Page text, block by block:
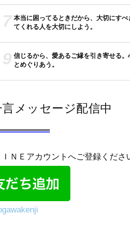
7 本当に困ってるときだから、大切にす
てくれる人を大切にしよう。
9 信じるから、愛あるご縁を引き寄せる
とめぐりあう。
メッセージ配信中
ＮＥアカウントへご登録くださ